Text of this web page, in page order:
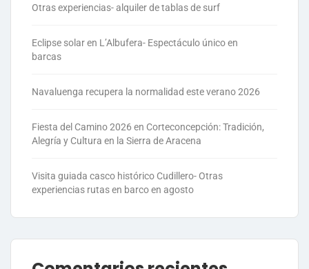
Otras experiencias- alquiler de tablas de surf
Eclipse solar en L’Albufera- Espectáculo único en
barcas
Navaluenga recupera la normalidad este verano 2026
Fiesta del Camino 2026 en Corteconcepción: Tradición,
Alegría y Cultura en la Sierra de Aracena
Visita guiada casco histórico Cudillero- Otras
experiencias rutas en barco en agosto